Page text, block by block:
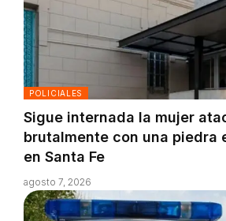
POLICIALES
Sigue internada la mujer
brutalmente con una piedra
en Santa Fe
agosto 7, 2026